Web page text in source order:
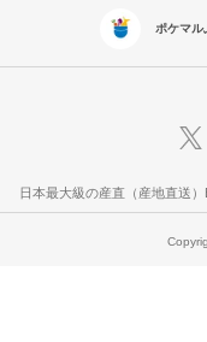
ポケマル
日本最大級の産直（産地直送